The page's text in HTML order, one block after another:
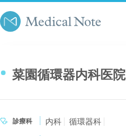
菜園循環器内科医院
診療科 内科 循環器科